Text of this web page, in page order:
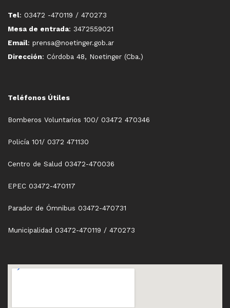
Tel: 03472 -470119 / 470273
Mesa de entrada: 3472559021
Email: prensa@noetinger.gob.ar
Dirección: Córdoba 48, Noetinger (Cba.)
Teléfonos Útiles
Bomberos Voluntarios 100/ 03472 470346
Policía 101/ 0372 471130
Centro de Salud 03472-470036
EPEC 03472-470117
Parador de Ómnibus 03472-470731
Municipalidad 03472-470119 / 470273